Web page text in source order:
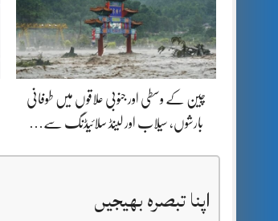
چین کے وسطی اور جنوبی علاقوں میں طوفانی
بارشوں، سیلاب اور لینڈ سلائیڈنگ سے…
اپنا تبصرہ بھیجیں